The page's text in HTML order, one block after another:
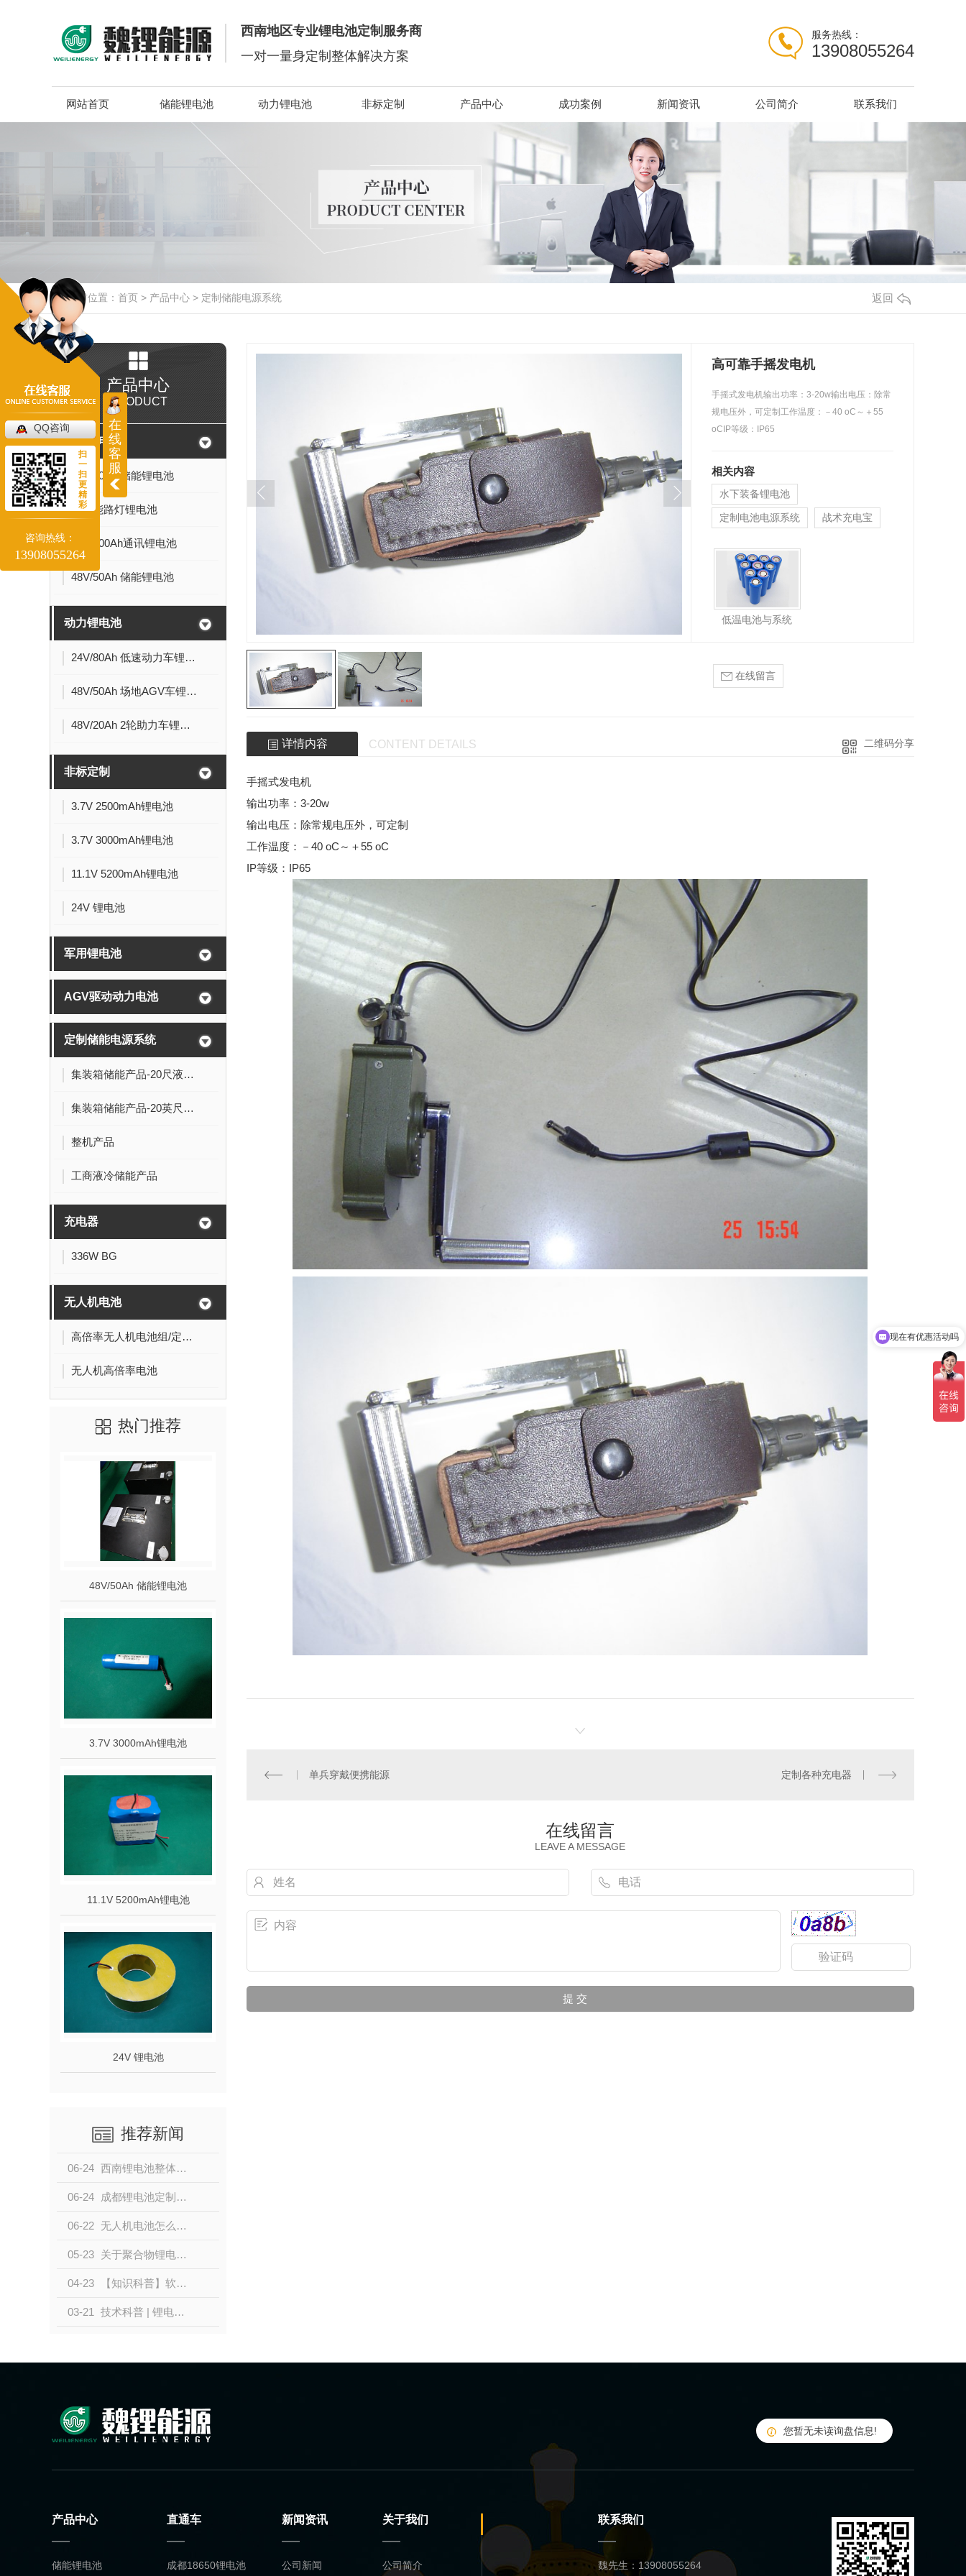
西南地区专业锂电池定制服务商
一对一量身定制整体解决方案
服务热线：
13908055264
网站首页 储能锂电池 动力锂电池 非标定制 产品中心 成功案例 新闻资讯 公司简介 联系我们
当前位置： 首页 > 产品中心 > 定制储能电源系统 返回
产品中心
PRODUCT
储能锂电池
24V/20Ah 储能锂电池
太阳能路灯锂电池
48V/100Ah通讯锂电池
48V/50Ah 储能锂电池
动力锂电池
24V/80Ah 低速动力车锂电池
48V/50Ah 场地AGV车锂电池
48V/20Ah 2轮助力车锂电池
非标定制
3.7V 2500mAh锂电池
3.7V 3000mAh锂电池
11.1V 5200mAh锂电池
24V 锂电池
军用锂电池
AGV驱动动力电池
定制储能电源系统
集装箱储能产品-20尺液冷电池舱:5MWh-0.5P
集装箱储能产品-20英尺液冷电池舱
整机产品
工商液冷储能产品
充电器
336W BG
无人机电池
高倍率无人机电池组/定制无人机电池
无人机高倍率电池
热门推荐
48V/50Ah 储能锂电池
3.7V 3000mAh锂电池
11.1V 5200mAh锂电池
24V 锂电池
推荐新闻
06-24 西南锂电池整体解决方案定制，认准成都魏锂新能源，本地锂电池厂家按需定制
06-24 成都锂电池定制哪家靠谱？魏锂新能源，西南专业锂电池定制源头厂家
06-22 无人机电池怎么选？高倍率长续航锂电池选型技巧，成都魏锂新能源为您解答
05-23 关于聚合物锂电池的特点和原理是什么？？
04-23 【知识科普】软包锂电池的优点特点！！！
03-21 技术科普 | 锂电池知识科普
高可靠手摇发电机
手摇式发电机输出功率：3-20w输出电压：除常
规电压外，可定制工作温度：－40 oC～＋55
oCIP等级：IP65
相关内容
水下装备锂电池
定制电池电源系统 战术充电宝
低温电池与系统
在线留言
详情内容 CONTENT DETAILS 二维码分享
手摇式发电机
输出功率：3-20w
输出电压：除常规电压外，可定制
工作温度：－40 oC～＋55 oC
IP等级：IP65
单兵穿戴便携能源 定制各种充电器
在线留言
LEAVE A MESSAGE
您暂无未读询盘信息!
产品中心
储能锂电池
直通车
成都18650锂电池
新闻资讯
公司新闻
关于我们
公司简介
联系我们
魏先生：13908055264
可以介绍下你们的产品么
在
线
客
服
QQ咨询
扫
一
扫
更
精
彩
咨询热线：
13908055264